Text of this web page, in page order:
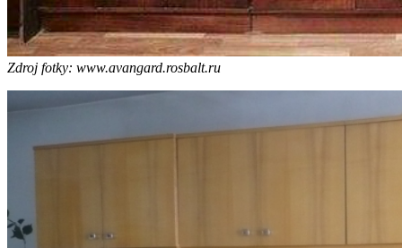
Zdroj fotky: www.avangard.rosbalt.ru